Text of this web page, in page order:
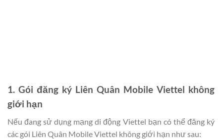
1. Gói đăng ký Liên Quân Mobile Viettel không
giới hạn
Nếu đang sử dụng mạng di động Viettel bạn có thể đăng ký
các gói Liên Quân Mobile Viettel không giới hạn như sau: